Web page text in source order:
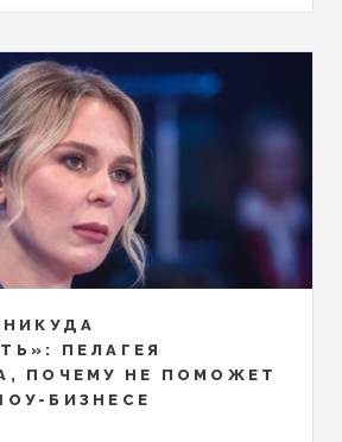
ПЕЛАГЕЯ
ПОЧЕМУ НЕ ПОМОЖЕТ
БИЗНЕСЕ